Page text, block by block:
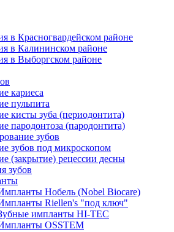
в Красногвардейском районе
в Калининском районе
в Выборгском районе
кариеса
пульпита
кисты зуба (периодонтита)
пародонтоза (пародонтита)
зубов
зубов под микроскопом
(закрытие) рецессии десны
зубов
Нобель (Nobel Biocare)
Riellen's "под ключ"
импланты HI-TEC
OSSTEM